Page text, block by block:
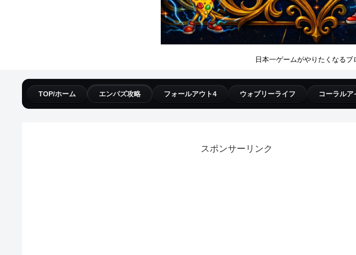
日本一ゲームがやりたくなる
TOP/ホーム エンパズ攻略 フォールアウト4 ウォブリーライフ コーラルア
スポンサーリンク